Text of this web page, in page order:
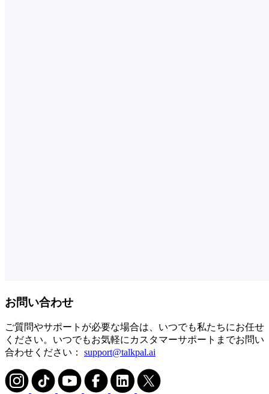
お問い合わせ
ご質問やサポートが必要な場合は、いつでも私たちにお任せ
ください。いつでもお気軽にカスタマーサポートまでお問い
合わせください： support@talkpal.ai